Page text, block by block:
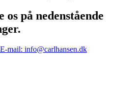
på nedenstående
E-mail: info@carlhansen.dk